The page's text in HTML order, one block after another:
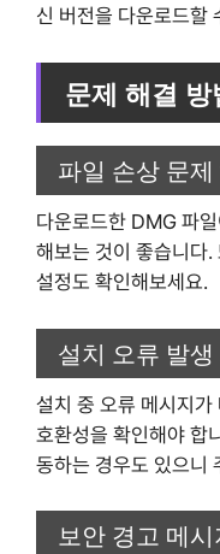
신 버전을 다운로드할
문제 해결 방
파일 손상 문
다운로드한 DMG 파
해보는 것이 좋습니다.
설정도 확인해보세요.
설치 오류 발
설치 중 오류 메시지
호환성을 확인해야 합
동하는 경우도 있으니
보안 경고 메